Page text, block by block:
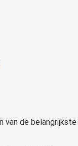
van de belangrijkste